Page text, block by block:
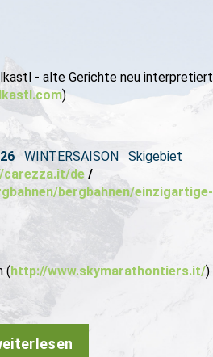
- alte Gerichte neu interpretiert
)
WINTERSAISON Skigebiet
carezza.it/de /
bergbahnen/einzigartige-
(http://www.skymarathontiers.it/)